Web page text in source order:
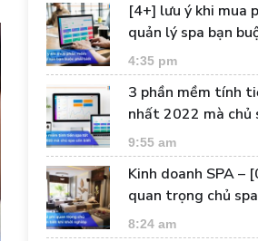
[4+] lưu ý khi mua
quản lý spa bạn
4:35 pm
3 phần mềm tính
nhất 2022 mà chủ
9:55 am
Kinh doanh SPA –
quan trọng chủ
8:24 am